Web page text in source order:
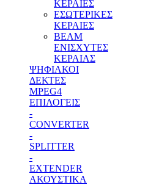
ΚΕΡΑΙΕΣ
ΕΣΩΤΕΡΙΚΕΣ
ΚΕΡΑΙΕΣ
BEAM
ΕΝΙΣΧΥΤΕΣ
ΚΕΡΑΙΑΣ
ΨΗΦΙΑΚΟΙ
ΔΕΚΤΕΣ
MPEG4
ΕΠΙΛΟΓΕΙΣ
-
CONVERTER
-
SPLITTER
-
EXTENDER
ΑΚΟΥΣΤΙΚΑ